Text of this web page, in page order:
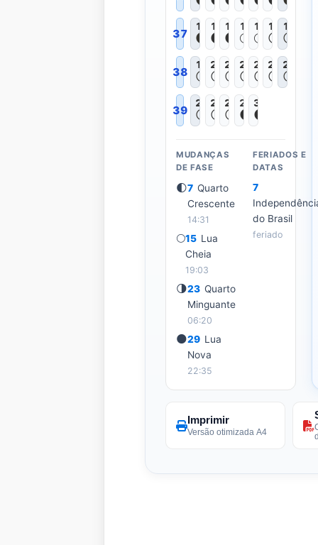
37
12
🌔
13
🌔
14
🌔
15
🌕
16
🌕
17
🌖
18
🌖
38
19
🌖
20
🌖
21
🌖
22
🌗
23
🌗
24
🌘
25
🌘
39
26
🌘
27
🌘
28
🌘
29
🌑
30
🌑
MUDANÇAS
DE FASE
🌓7 Quarto
Crescente
14:31
🌕15 Lua
Cheia
19:03
🌗23 Quarto
Minguante
06:20
🌑29 Lua
Nova
22:35
FERIADOS E
DATAS
7
do Brasil
feriado
Imprimir
Versão otimizada A4